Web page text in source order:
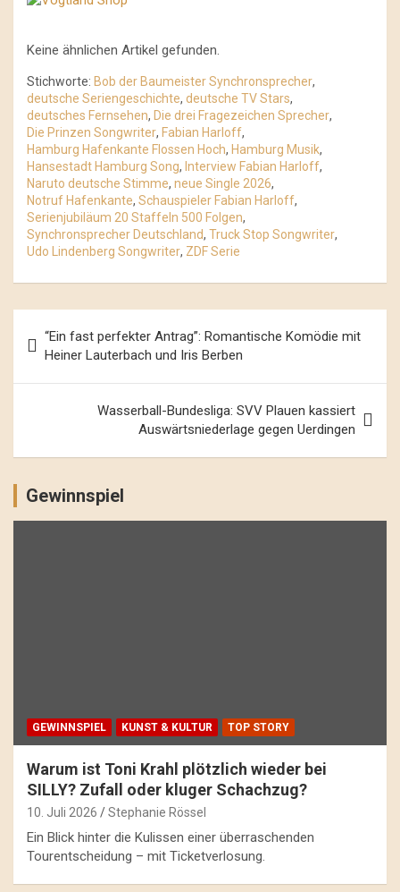
Keine ähnlichen Artikel gefunden.
Stichworte: Bob der Baumeister Synchronsprecher,
deutsche Seriengeschichte, deutsche TV Stars,
deutsches Fernsehen, Die drei Fragezeichen Sprecher,
Die Prinzen Songwriter, Fabian Harloff,
Hamburg Hafenkante Flossen Hoch, Hamburg Musik,
Hansestadt Hamburg Song, Interview Fabian Harloff,
Naruto deutsche Stimme, neue Single 2026,
Notruf Hafenkante, Schauspieler Fabian Harloff,
Serienjubiläum 20 Staffeln 500 Folgen,
Synchronsprecher Deutschland, Truck Stop Songwriter,
Udo Lindenberg Songwriter, ZDF Serie
Navigation
“Ein fast perfekter Antrag”: Romantische Komödie mit
Heiner Lauterbach und Iris Berben
Wasserball-Bundesliga: SVV Plauen kassiert
Auswärtsniederlage gegen Uerdingen
Gewinnspiel
GEWINNSPIEL KUNST & KULTUR TOP STORY
Warum ist Toni Krahl plötzlich wieder bei
SILLY? Zufall oder kluger Schachzug?
10. Juli 2026 Stephanie Rössel
Ein Blick hinter die Kulissen einer überraschenden
Tourentscheidung – mit Ticketverlosung.